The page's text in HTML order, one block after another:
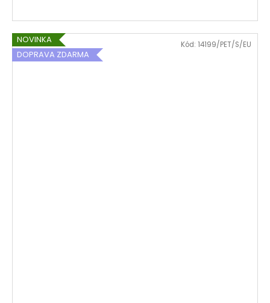
NOVINKA
DOPRAVA ZDARMA
Kód: 14199/PET/S/EU